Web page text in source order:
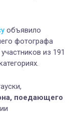
объявило
фотографа
из 191
поедающего